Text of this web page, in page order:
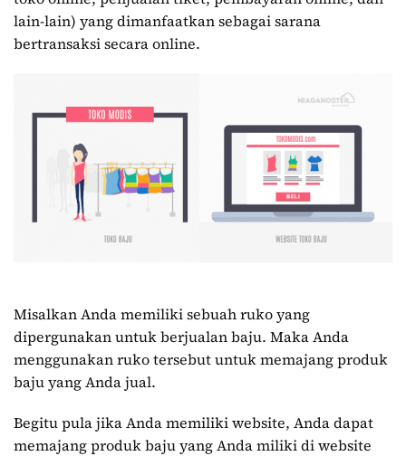
lain-lain) yang dimanfaatkan sebagai sarana
bertransaksi secara online.
Misalkan Anda memiliki sebuah ruko yang
dipergunakan untuk berjualan baju. Maka Anda
menggunakan ruko tersebut untuk memajang produk
baju yang Anda jual.
Begitu pula jika Anda memiliki website, Anda dapat
memajang produk baju yang Anda miliki di website